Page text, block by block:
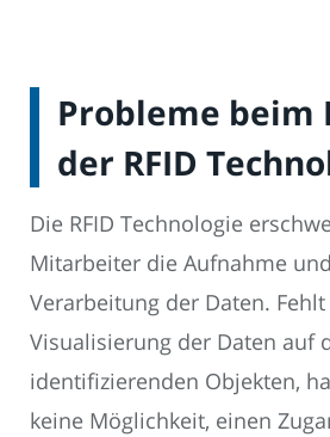
Probleme beim
der RFID
Die RFID Technologie
Mitarbeiter die Aufnahme
Verarbeitung der Daten.
Visualisierung der Daten auf
identifizierenden Objekten,
keine Möglichkeit, einen